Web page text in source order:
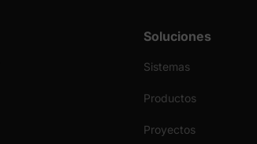
Soluciones
Sistemas
Productos
Proyectos